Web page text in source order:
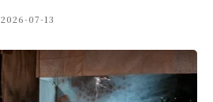
2026-07-13